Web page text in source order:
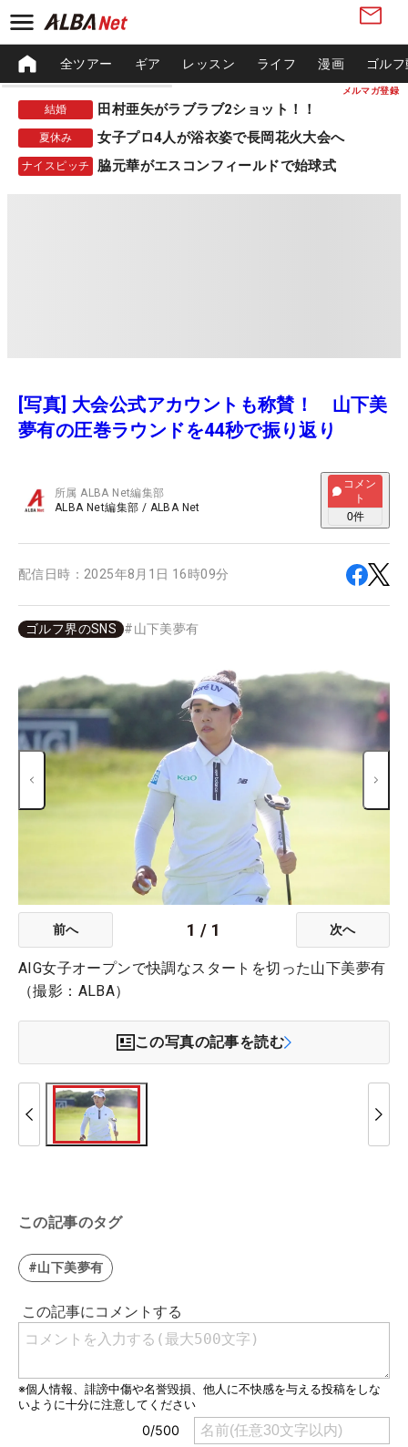
メルマガ登録
全ツアー ギア レッスン ライフ 漫画 ゴル
結婚 田村亜矢がラブラブ2ショット！！
夏休み 女子プロ4人が浴衣姿で長岡花火大会へ
ナイスピッチ 脇元華がエスコンフィールドで始球式
[写真] 大会公式アカウントも称賛！ 山下美
夢有の圧巻ラウンドを44秒で振り返り
所属ALBA Net編集部
ALBA Net編集部 / ALBA Net
コメン
ト
0件
配信日時： 2025年8月1日 16時09分
ゴルフ界のSNS #山下美夢有
前へ 1 / 1 次へ
AIG女子オープンで快調なスタートを切った山下美夢有
（撮影：ALBA）
この写真の記事を読む
この記事のタグ
#山下美夢有